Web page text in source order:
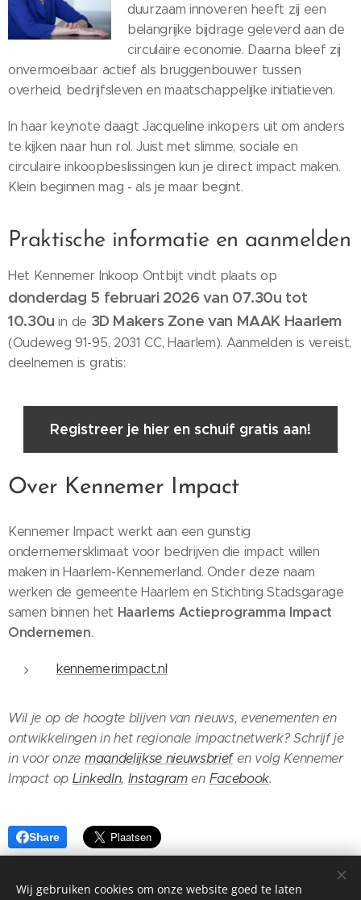
duurzaam innoveren heeft zij een
belangrijke bijdrage geleverd aan de
circulaire economie. Daarna bleef zij
onvermoeibaar actief als bruggenbouwer tussen
overheid, bedrijfsleven en maatschappelijke initiatieven.
In haar keynote daagt Jacqueline inkopers uit om anders
te kijken naar hun rol. Juist met slimme, sociale en
circulaire inkoopbeslissingen kun je direct impact maken.
Klein beginnen mag - als je maar begint.
Praktische informatie en aanmelden
Het Kennemer Inkoop Ontbijt vindt plaats op
donderdag 5 februari 2026 van 07.30u tot
10.30u in de 3D Makers Zone van MAAK Haarlem
(Oudeweg 91-95, 2031 CC, Haarlem). Aanmelden is vereist,
deelnemen is gratis:
Registreer je hier en schuif gratis aan!
Over Kennemer Impact
Kennemer Impact werkt aan een gunstig
ondernemersklimaat voor bedrijven die impact willen
maken in Haarlem-Kennemerland. Onder deze naam
werken de gemeente Haarlem en Stichting Stadsgarage
samen binnen het Haarlems Actieprogramma Impact
Ondernemen.
kennemerimpact.nl
Wil je op de hoogte blijven van nieuws, evenementen en
ontwikkelingen in het regionale impactnetwerk? Schrijf je
in voor onze maandelijkse nieuwsbriefen volg Kennemer
Impact op LinkedIn, Instagramen Facebook.
Share
Wij gebruiken cookies om onze website goed te laten